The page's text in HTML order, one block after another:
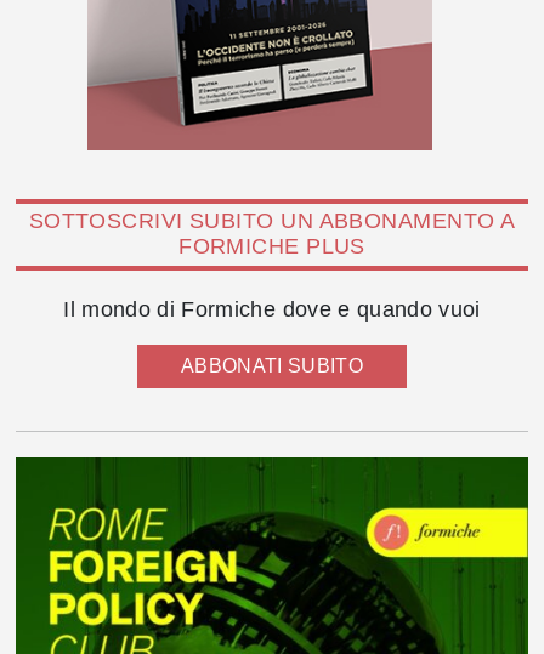
SOTTOSCRIVI SUBITO UN ABBONAMENTO A
FORMICHE PLUS
Il mondo di Formiche dove e quando vuoi
ABBONATI SUBITO